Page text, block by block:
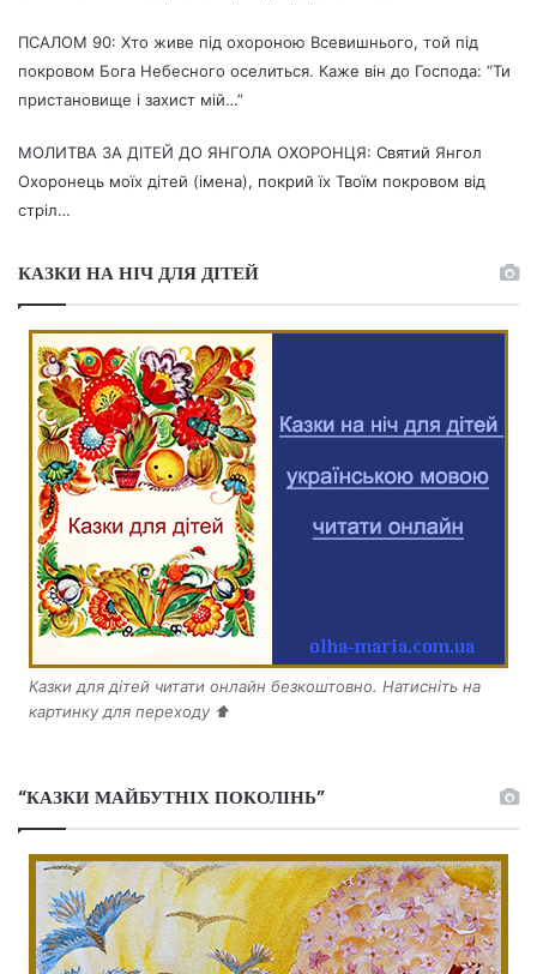
ПСАЛОМ 90: Хто живе під охороною Всевишнього, той під
покровом Бога Небесного оселиться. Каже він до Господа: “Ти
пристановище і захист мій…”
МОЛИТВА ЗА ДІТЕЙ ДО ЯНГОЛА ОХОРОНЦЯ: Святий Янгол
Охоронець моїх дітей (імена), покрий їх Твоїм покровом від
стріл…
КАЗКИ НА НІЧ ДЛЯ ДІТЕЙ
Казки для дітей читати онлайн безкоштовно. Натисніть на
картинку для переходу ⬆️
“КАЗКИ МАЙБУТНІХ ПОКОЛІНЬ”